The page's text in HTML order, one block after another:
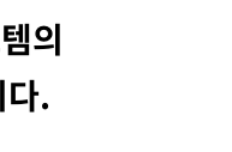
의
.